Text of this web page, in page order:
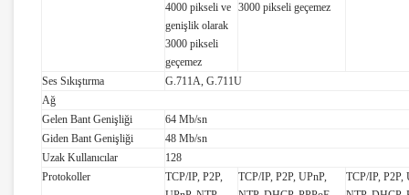
4000 pikseli ve
genişlik olarak
3000 pikseli
geçemez
3000 pikseli geçemez
Ses Sıkıştırma
G.711A, G.711U
Ağ
Gelen Bant Genişliği
64 Mb/sn
Giden Bant Genişliği
48 Mb/sn
Uzak Kullanıcılar
128
Protokoller
TCP/IP, P2P,
TCP/IP, P2P, UPnP,
TCP/IP, P2P,